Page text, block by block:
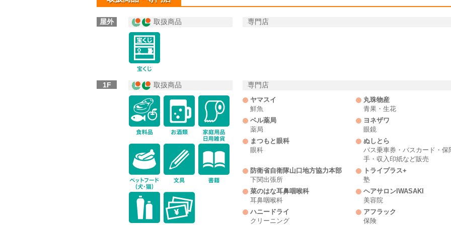
屋外 取扱商品 専門店
1F 取扱商品
icon-food icon-alcoholicon-household-utensils
icon-pet-foodicon-bungu
icon-cosmeticsicon-gift-certificate
専門店
ヤマスイ
鮮魚
丸珠物産
青果・生花
ベル薬局
薬局
ヨネザワ
眼鏡
まつもと眼科
眼科
ぬしとら
バス乗車券・バスカード・保
手・収入印紙など販売
防衛省自衛隊山口地方協力本部
下関出張所
トライプラス+
塾
菜のはな耳鼻咽喉科
耳鼻咽喉科
ヘアサロンIWASAKI
美容院
ハニードライ
クリーニング
アフラック
保険